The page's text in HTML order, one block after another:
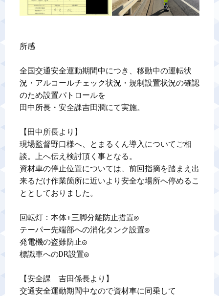
所感
全国交通安全運動期間中につき、移動中の運転状
況・アルコールチェック状況・規制設置状況の確認
のため設置パトロールを
田中所長・安全課吉田潤にて実施。
【田中所長より】
現場監督野口様へ、とまるくん導入についてご相
談。上へ伝え検討頂く事となる。
資材車の停止位置については、前回指摘を踏まえ出
来るだけ作業箇所に近いより安全な場所へ停めるこ
ととしておりました。
回転灯：本体+三脚分離防止措置◎
テーパー先端部への消化タンク設置◎
発電機の盗難防止◎
標識車へのDR設置◎
【安全課　吉田係長より】
交通安全運動期間中なので資材車に同乗して